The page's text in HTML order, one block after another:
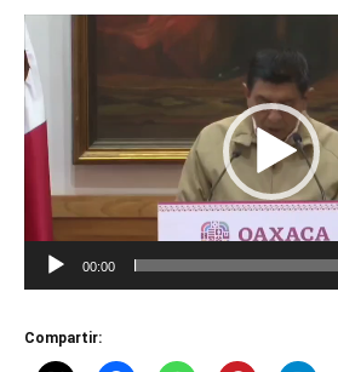
Reproductor
de
vídeo
00:00
Compartir: